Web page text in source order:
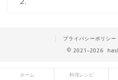
プライバシーポリシー
2021–2026
ホーム 料理レシピ